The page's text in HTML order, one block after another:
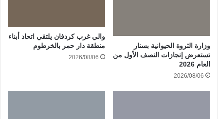
وزارة الثروة الحيوانية بسنار
تستعرض إنجازات النصف الأول من
العام 2026
2026/08/06
والي غرب كردفان يلتقي اتحاد أبناء
منطقة دار حمر بالخرطوم
2026/08/06